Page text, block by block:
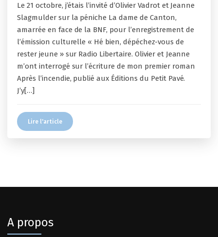
Le 21 octobre, j’étais l’invité d’Olivier Vadrot et Jeanne
Slagmulder sur la péniche La dame de Canton,
amarrée en face de la BNF, pour l’enregistrement de
l’émission culturelle « Hé bien, dépéchez-vous de
rester jeune » sur Radio Libertaire. Olivier et Jeanne
m’ont interrogé sur l’écriture de mon premier roman
Après l’incendie, publié aux Éditions du Petit Pavé.
J’y[…]
Lire l'article
A propos